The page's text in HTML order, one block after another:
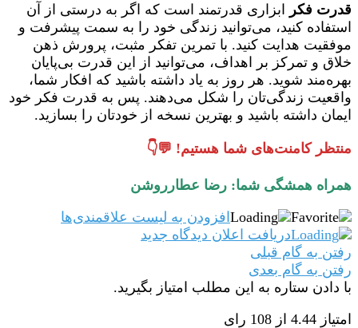
قدرت فکر ابزاری قدرتمند است که اگر به درستی از آن
استفاده کنید، می‌توانید زندگی خود را به سمت پیشرفت و
موفقیت هدایت کنید. با تمرین تفکر مثبت، پرورش ذهن
خلاق و تمرکز بر اهداف، می‌توانید از این قدرت بی‌پایان
بهره‌مند شوید. هر روز به یاد داشته باشید که افکار شما،
واقعیت زندگی‌تان را شکل می‌دهند. پس به قدرت فکر خود
ایمان داشته باشید و بهترین نسخه از خودتان را بسازید.
منتظر کامنت‌های شما هستیم! 💬👇
همراه همشگی شما: رضا عطارروشن
افزودن به لیست علاقمندی‌ها
دریافت اعلان دیدگاه‌ جدید
رفتن به گام قبلی
رفتن به گام بعدی
با دادن ستاره به این مطلب امتیاز بگیرید.
امتیاز 4.44 از 108 رای